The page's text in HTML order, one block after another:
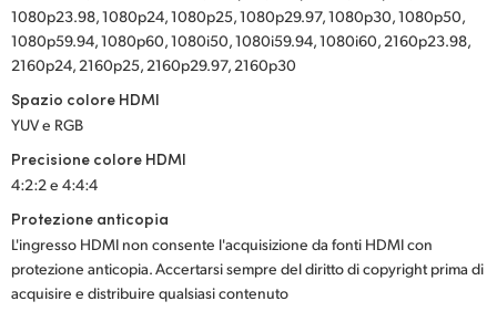
1080p23.98, 1080p24, 1080p25, 1080p29.97, 1080p30, 1080p50,
1080p59.94, 1080p60, 1080i50, 1080i59.94, 1080i60, 2160p23.98,
2160p24, 2160p25, 2160p29.97, 2160p30
Spazio colore HDMI
YUV e RGB
Precisione colore HDMI
4:2:2 e 4:4:4
Protezione anticopia
L'ingresso HDMI non consente l'acquisizione da fonti HDMI con
protezione anticopia. Accertarsi sempre del diritto di copyright prima di
acquisire e distribuire qualsiasi contenuto